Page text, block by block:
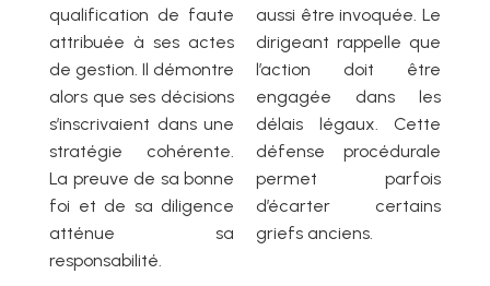
qualification de faute
attribuée à ses actes
de gestion. Il démontre
alors que ses décisions
s’inscrivaient dans une
stratégie cohérente.
La preuve de sa bonne
foi et de sa diligence
atténue sa
responsabilité.
aussi être invoquée. Le
dirigeant rappelle que
l’action doit être
engagée dans les
délais légaux. Cette
défense procédurale
permet parfois
d’écarter certains
griefs anciens.